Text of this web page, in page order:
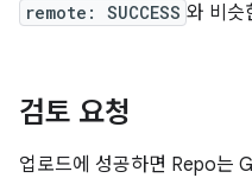
remote: SUCCESS 와 비슷
검토 요청
업로드에 성공하면 Repo는